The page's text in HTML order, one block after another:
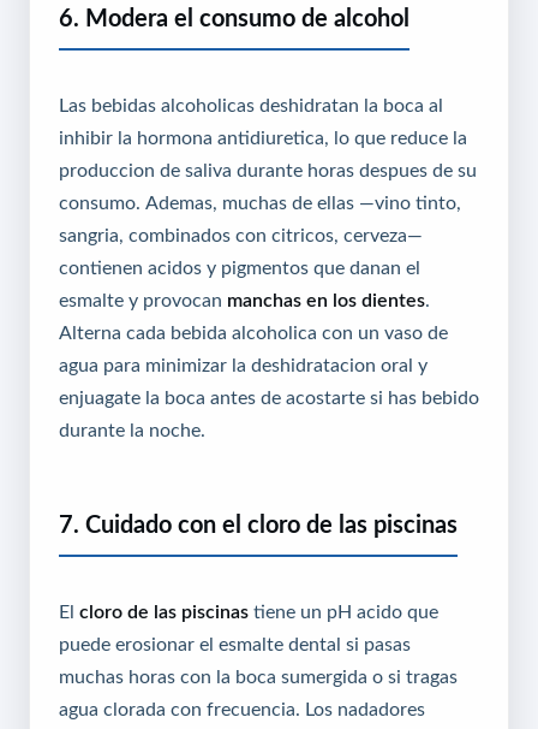
6. Modera el consumo de alcohol
Las bebidas alcoholicas deshidratan la boca al
inhibir la hormona antidiuretica, lo que reduce la
produccion de saliva durante horas despues de su
consumo. Ademas, muchas de ellas —vino tinto,
sangria, combinados con citricos, cerveza—
contienen acidos y pigmentos que danan el
esmalte y provocan manchas en los dientes
Alterna cada bebida alcoholica con un vaso de
agua para minimizar la deshidratacion oral y
enjuagate la boca antes de acostarte si has bebido
durante la noche.
7. Cuidado con el cloro de las piscinas
El cloro de las piscinas tiene un pH acido que
puede erosionar el esmalte dental si pasas
muchas horas con la boca sumergida o si tragas
agua clorada con frecuencia. Los nadadores